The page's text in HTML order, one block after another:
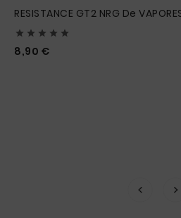
RESISTANCE GT2 NRG De
    
8,90 €